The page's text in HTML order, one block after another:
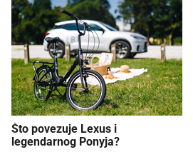
Što povezuje Lexus i
legendarnog Ponyja?